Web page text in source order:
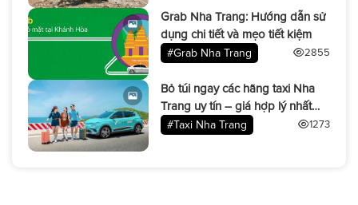
Grab Nha Trang: Hướng dẫn sử
dụng chi tiết và mẹo tiết kiệm
#Grab Nha Trang 2855
Bỏ túi ngay các hãng taxi Nha
Trang uy tín – giá hợp lý nhất
năm 2025
#Taxi Nha Trang 1273